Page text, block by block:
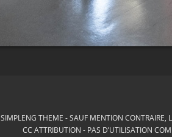
SIMPLENG THEME
SAUF MENTION CONTRAIRE,
CC ATTRIBUTION - PAS D’UTILISATION